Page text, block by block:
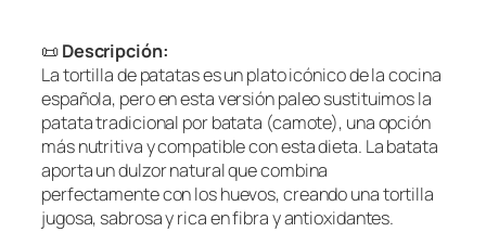
📜Descripción:
La tortilla de patatas es un plato icónico de la cocina
española, pero en esta versión paleo sustituimos la
patata tradicional por batata (camote), una opción
más nutritiva y compatible con esta dieta. La batata
aporta un dulzor natural que combina
perfectamente con los huevos, creando una tortilla
jugosa, sabrosa y rica en fibra y antioxidantes.